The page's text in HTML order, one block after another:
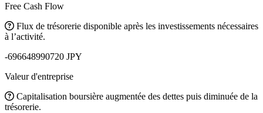
Free Cash Flow
Flux de trésorerie disponible après les investissements nécessaires
à l’activité.
-696648990720 JPY
Valeur d'entreprise
Capitalisation boursière augmentée des dettes puis diminuée de la
trésorerie.